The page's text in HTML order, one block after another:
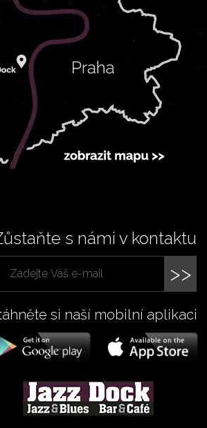
s námi v kontaktu
>>
si naší mobilní aplikaci